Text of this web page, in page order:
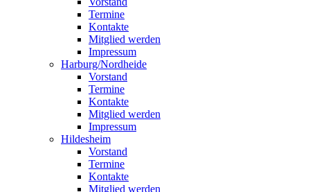
Termine
Kontakte
Mitglied werden
Impressum
Harburg/Nordheide
Vorstand
Termine
Kontakte
Mitglied werden
Impressum
Hildesheim
Vorstand
Termine
Kontakte
Mitglied werden